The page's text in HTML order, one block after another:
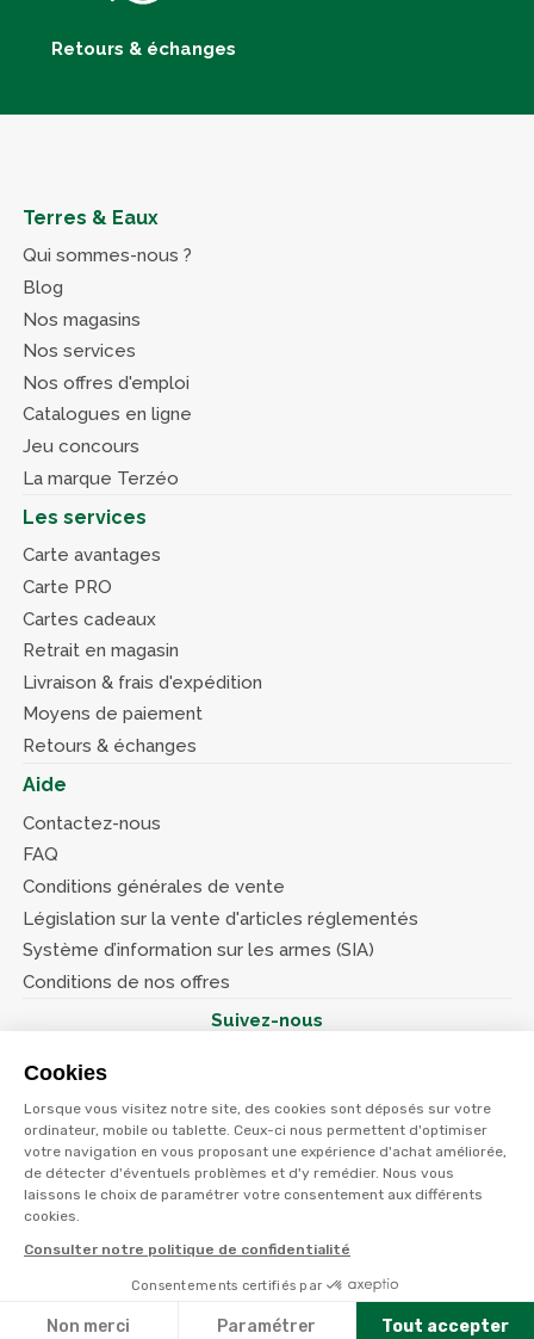
Cookies
Lorsque vous visitez notre site, des cookies sont déposés sur votre
ordinateur, mobile ou tablette. Ceux-ci nous permettent d'optimiser
votre navigation en vous proposant une expérience d'achat améliorée,
de détecter d'éventuels problèmes et d'y remédier. Nous vous
laissons le choix de paramétrer votre consentement aux différents
cookies.
Consulter notre politique de confidentialité
Consentements certifiés par
Non merci Paramétrer Tout accepter
Retours & échanges
Terres & Eaux
Qui sommes-nous ?
Blog
Nos magasins
Nos services
Nos offres d'emploi
Catalogues en ligne
Jeu concours
La marque Terzéo
Les services
Carte avantages
Carte PRO
Cartes cadeaux
Retrait en magasin
Livraison & frais d'expédition
Moyens de paiement
Retours & échanges
Aide
Contactez-nous
FAQ
Conditions générales de vente
Législation sur la vente d'articles réglementés
Système d’information sur les armes (SIA)
Conditions de nos offres
Suivez-nous
© Terres et eaux 2026
Politique de confidentialité
Mentions légales
CGV